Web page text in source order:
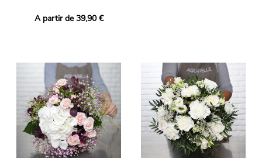
A partir de 39,90 €